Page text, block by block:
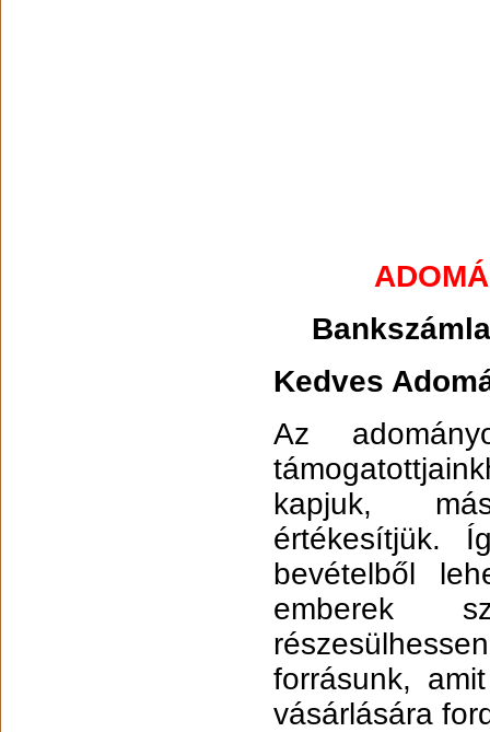
Kedves
Az
kapjuk,
értékesítjük.
bevételből
emberek
forrásunk,
vásárlására